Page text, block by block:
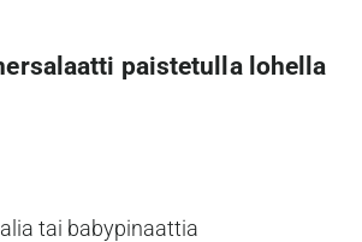
paistetulla lohella
tai babypinaattia